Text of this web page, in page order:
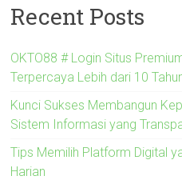
Recent Posts
OKTO88 # Login Situs
Terpercaya Lebih dari 10
Kunci Sukses Membangun
Sistem Informasi yang
Tips Memilih Platform Digital
Harian